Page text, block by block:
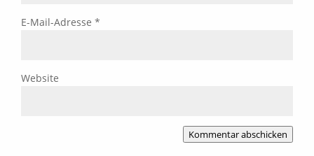
E-Mail-Adresse *
Website
Kommentar abschicken